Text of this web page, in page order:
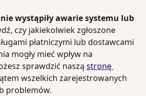
wystąpiły awarie systemu lub
czy jakiekolwiek zgłoszone
płatniczymi lub dostawcami
mogły mieć wpływ na
sprawdzić naszą stronę
wszelkich zarejestrowanych
problemów.